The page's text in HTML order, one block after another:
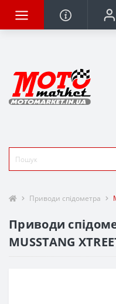
Приводи спідометра
Приводи
MUSSTANG